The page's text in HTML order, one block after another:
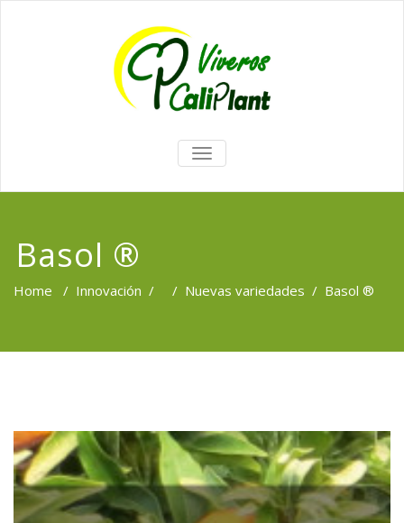
TOGGLE
NAVIGATION
Basol ®
Home / Innovación / / Nuevas variedades / Basol ®